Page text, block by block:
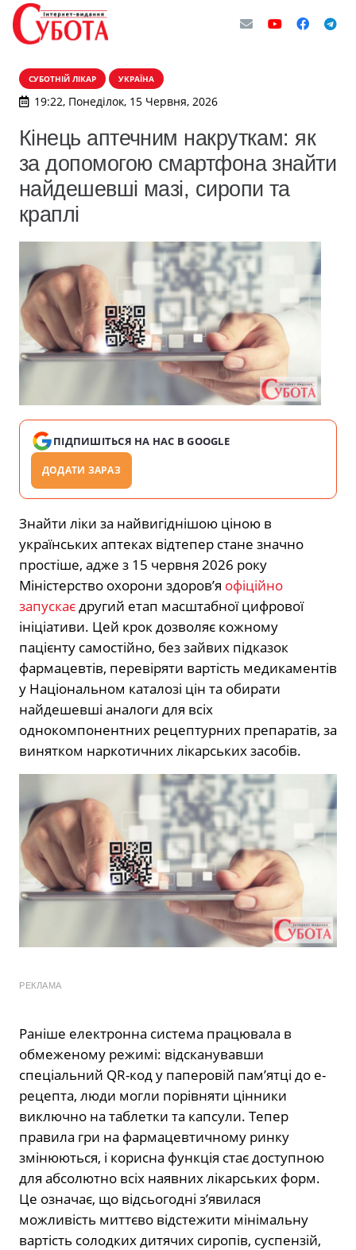
СУБОТНІЙ ЛІКАР УКРАЇНА
19:22, Понеділок, 15 Червня, 2026
Кінець аптечним накруткам: як
за допомогою смартфона знайти
найдешевші мазі, сиропи та
краплі
ПІДПИШІТЬСЯ НА НАС В GOOGLE
ДОДАТИ ЗАРАЗ
Знайти ліки за найвигіднішою ціною в
українських аптеках відтепер стане значно
простіше, адже з 15 червня 2026 року
Міністерство охорони здоров’я офіційно
запускаєдругий етап масштабної цифрової
ініціативи. Цей крок дозволяє кожному
пацієнту самостійно, без зайвих підказок
фармацевтів, перевіряти вартість медикаментів
у Національном каталозі цін та обирати
найдешевші аналоги для всіх
однокомпонентних рецептурних препаратів, за
винятком наркотичних лікарських засобів.
РЕКЛАМА
Раніше електронна система працювала в
обмеженому режимі: відсканувавши
спеціальний QR-код у паперовій пам’ятці до е-
рецепта, люди могли порівняти цінники
виключно на таблетки та капсули. Тепер
правила гри на фармацевтичному ринку
змінюються, і корисна функція стає доступною
для абсолютно всіх наявних лікарських форм.
Це означає, що відсьогодні з’явилася
можливість миттєво відстежити мінімальну
вартість солодких дитячих сиропів, суспензій,